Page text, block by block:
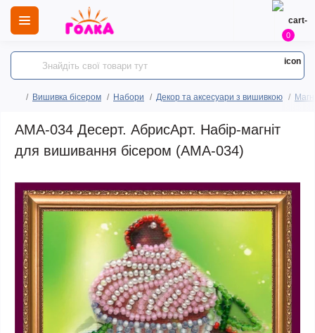
0
Вишивка бісером Набори Декор та аксесуари з вишивкою
AMA-034 Десерт. АбрисАрт. Набір-магніт
для вишивання бісером (АМА-034)